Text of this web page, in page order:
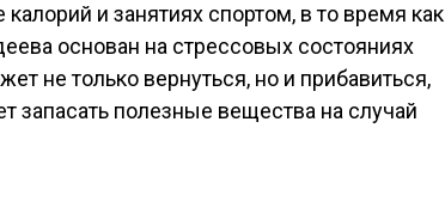
и занятиях спортом, в то время как
основан на стрессовых состояниях
не только вернуться, но и прибавиться,
запасать полезные вещества на случай